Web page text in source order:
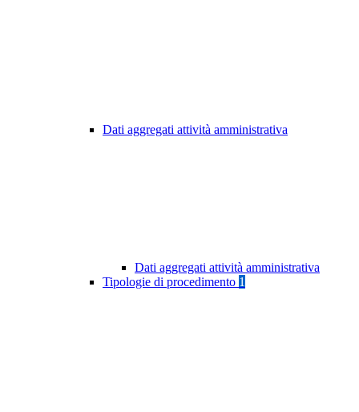
Dati aggregati attività amministrativa
Dati aggregati attività amministrativa
Tipologie di procedimento 1